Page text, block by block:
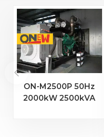
ON-M2500P 50Hz
2000kW 2500kVA